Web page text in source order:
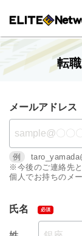
転
メールアドレス
例
※今後のご連絡先
個人でお持ちのメ
氏名